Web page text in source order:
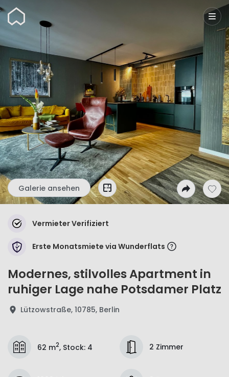
Wunderflats
Galerie ansehen
Vermieter Verifiziert
Erste Monatsmiete via Wunderflats
Modernes, stilvolles Apartment in
ruhiger Lage nahe Potsdamer Platz
Lützowstraße, 10785, Berlin
62 m2, Stock: 4 2 Zimmer